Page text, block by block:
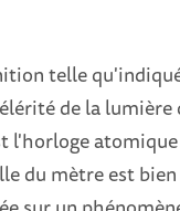
telle
de la
du mètre est